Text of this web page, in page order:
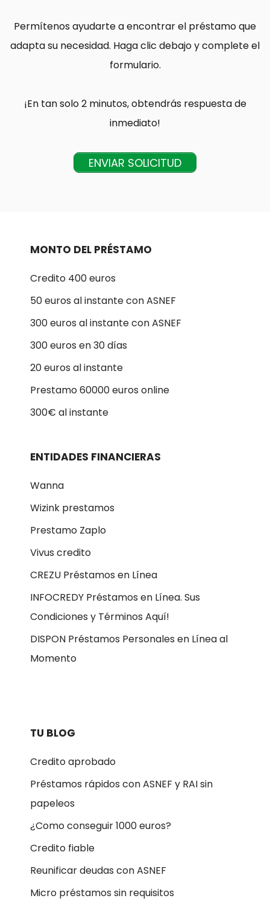
Permítenos ayudarte a encontrar el préstamo que
adapta su necesidad. Haga clic debajo y complete el
formulario.
¡En tan solo 2 minutos, obtendrás respuesta de
inmediato!
ENVIAR SOLICITUD
MONTO DEL PRÉSTAMO
Credito 400 euros
50 euros al instante con ASNEF
300 euros al instante con ASNEF
300 euros en 30 días
20 euros al instante
Prestamo 60000 euros online
300€ al instante
ENTIDADES FINANCIERAS
Wanna
Wizink prestamos
Prestamo Zaplo
Vivus credito
CREZU Préstamos en Línea
INFOCREDY Préstamos en Línea. Sus
Condiciones y Términos Aquí!
DISPON Préstamos Personales en Línea al
Momento
TU BLOG
Credito aprobado
Préstamos rápidos con ASNEF y RAI sin
papeleos
¿Como conseguir 1000 euros?
Credito fiable
Reunificar deudas con ASNEF
Micro préstamos sin requisitos